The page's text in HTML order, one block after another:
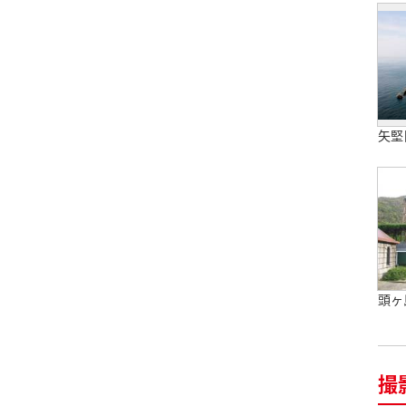
矢
頭
撮